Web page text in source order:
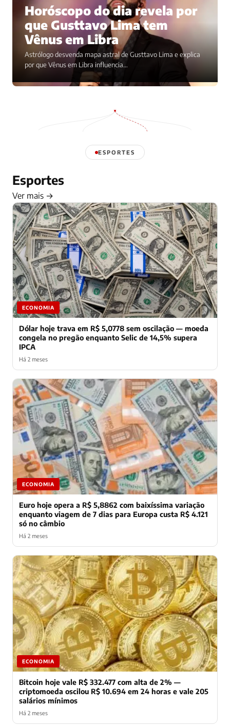
Horóscopo do dia revela por
que Gusttavo Lima tem
Vênus em Libra
Astrólogo desvenda mapa astral de Gusttavo Lima e explica
por que Vênus em Libra influencia…
ESPORTES
Esportes
Ver mais →
ECONOMIA
Dólar hoje trava em R$ 5,0778 sem oscilação — moeda
congela no pregão enquanto Selic de 14,5% supera
IPCA
Há 2 meses
ECONOMIA
Euro hoje opera a R$ 5,8862 com baixíssima variação
enquanto viagem de 7 dias para Europa custa R$ 4.121
só no câmbio
Há 2 meses
ECONOMIA
Bitcoin hoje vale R$ 332.477 com alta de 2% —
criptomoeda oscilou R$ 10.694 em 24 horas e vale 205
salários mínimos
Há 2 meses